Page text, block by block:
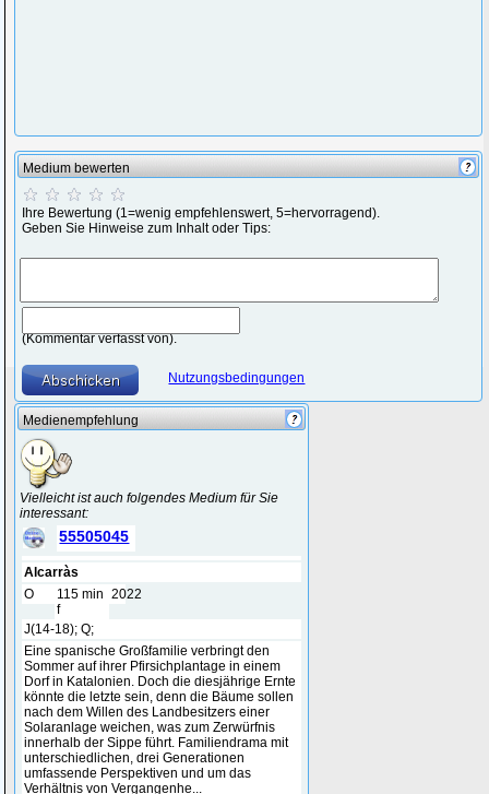
Medium bewerten
Ihre Bewertung (1=wenig empfehlenswert, 5=hervorragend).
Geben Sie Hinweise zum Inhalt oder Tips:
(Kommentar verfasst von).
Nutzungsbedingungen
Medienempfehlung
Vielleicht ist auch folgendes Medium für Sie
interessant:
55505045
Alcarràs
O
115 min
f
2022
J(14-18); Q;
Eine spanische Großfamilie verbringt den
Sommer auf ihrer Pfirsichplantage in einem
Dorf in Katalonien. Doch die diesjährige Ernte
könnte die letzte sein, denn die Bäume sollen
nach dem Willen des Landbesitzers einer
Solaranlage weichen, was zum Zerwürfnis
innerhalb der Sippe führt. Familiendrama mit
unterschiedlichen, drei Generationen
umfassende Perspektiven und um das
Verhältnis von Vergangenhe...